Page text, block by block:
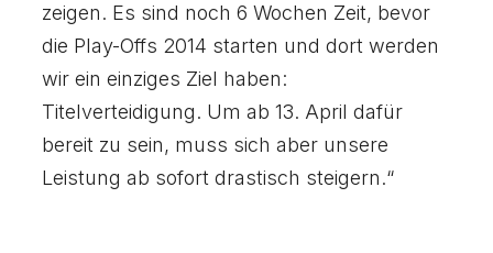
zeigen. Es sind noch 6 Wochen Zeit, bevor
die Play-Offs 2014 starten und dort werden
wir ein einziges Ziel haben:
Titelverteidigung. Um ab 13. April dafür
bereit zu sein, muss sich aber unsere
Leistung ab sofort drastisch steigern.“